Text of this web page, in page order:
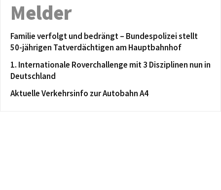
Melder
Familie verfolgt und bedrängt – Bundespolizei stellt
50-jährigen Tatverdächtigen am Hauptbahnhof
1. Internationale Roverchallenge mit 3 Disziplinen nun in
Deutschland
Aktuelle Verkehrsinfo zur Autobahn A4